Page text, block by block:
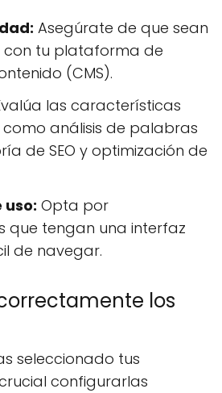
Asegúrate de que sean
tu plataforma de
(CMS).
las características
análisis de palabras
de SEO y optimización de
uso: Opta por
que tengan una interfaz
de navegar.
los
seleccionado tus
configurarlas